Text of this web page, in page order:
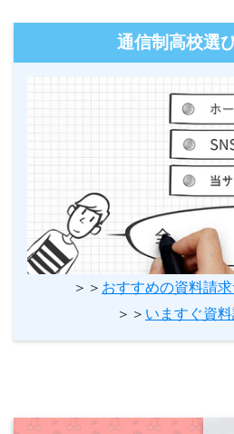
通信制高校選
＞＞ おすすめの資料請
＞＞ いますぐ資